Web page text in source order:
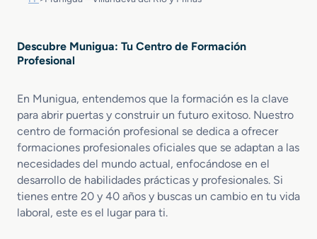
Descubre Munigua: Tu Centro de Formación
Profesional
En Munigua, entendemos que la formación es la clave
para abrir puertas y construir un futuro exitoso. Nuestro
centro de formación profesional se dedica a ofrecer
formaciones profesionales oficiales que se adaptan a las
necesidades del mundo actual, enfocándose en el
desarrollo de habilidades prácticas y profesionales. Si
tienes entre 20 y 40 años y buscas un cambio en tu vida
laboral, este es el lugar para ti.